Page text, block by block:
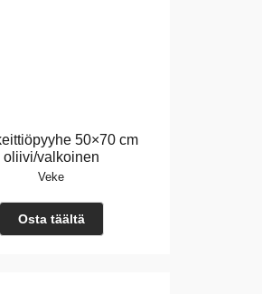
50×70 cm
oliivi/valkoinen
Veke
Osta täältä